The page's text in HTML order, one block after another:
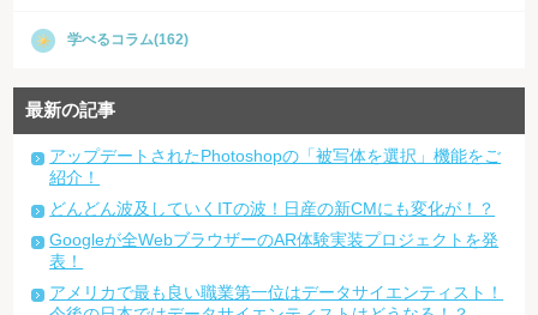
学べるコラム(162)
最新の記事
アップデートされたPhotoshopの「被写体を選択」機能をご
紹介！
どんどん波及していくITの波！日産の新CMにも変化が！？
Googleが全WebブラウザーのAR体験実装プロジェクトを発
表！
アメリカで最も良い職業第一位はデータサイエンティスト！